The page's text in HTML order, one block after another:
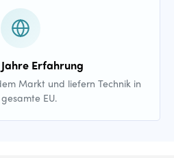
Erfahrung
Markt und liefern Technik in
EU.